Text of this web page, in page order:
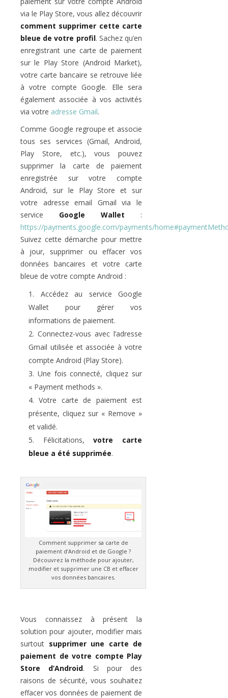
via le Play Store, vous allez découvrir
comment supprimer cette carte
bleue de votre profil. Sachez qu’en
enregistrant une carte de paiement
sur le Play Store (Android Market),
votre carte bancaire se retrouve liée
à votre compte Google. Elle sera
également associée à vos activités
via votre adresse Gmail.
Comme Google regroupe et associe
tous ses services (Gmail, Android,
Play Store, etc.), vous pouvez
supprimer la carte de paiement
enregistrée sur votre compte
Android, sur le Play Store et sur
votre adresse email Gmail via le
service Google Wallet :
https://payments.google.com/payments/
Suivez cette démarche pour mettre
à jour, supprimer ou effacer vos
données bancaires et votre carte
bleue de votre compte Android :
Accédez au service Google
Wallet pour gérer vos
informations de paiement.
Connectez-vous avec l’adresse
Gmail utilisée et associée à votre
compte Android (Play Store).
Une fois connecté, cliquez sur
« Payment methods ».
Votre carte de paiement est
présente, cliquez sur « Remove »
et validé.
Félicitations,votre carte
bleue a été supprimée.
Comment supprimer sa carte de
paiement d’Android et de Google ?
Découvrez la méthode pour ajouter,
modifier et supprimer une CB et effacer
vos données bancaires.
Vous connaissez à présent la
solution pour ajouter, modifier mais
surtout supprimer une carte de
paiement de votre compte Play
Store d’Android. Si pour des
raisons de sécurité, vous souhaitez
effacer vos données de paiement de